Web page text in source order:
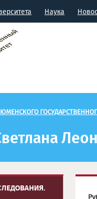
Наука